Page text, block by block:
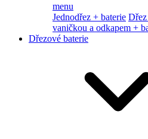
menu
Jednodřez + baterie Dřez
vaničkou a odkapem +
Dřezové baterie